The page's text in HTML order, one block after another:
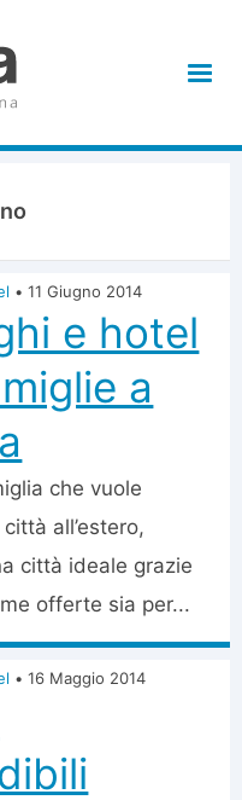
• 11 Giugno 2014
e hotel
a
che vuole
all’estero,
città ideale grazie
offerte sia per...
• 16 Maggio 2014